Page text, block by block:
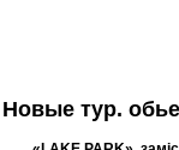
Новые тур.